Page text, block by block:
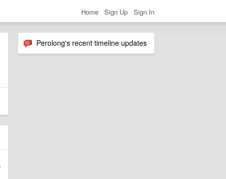
Home Sign Up Sign In
Perolong's recent timeline updates